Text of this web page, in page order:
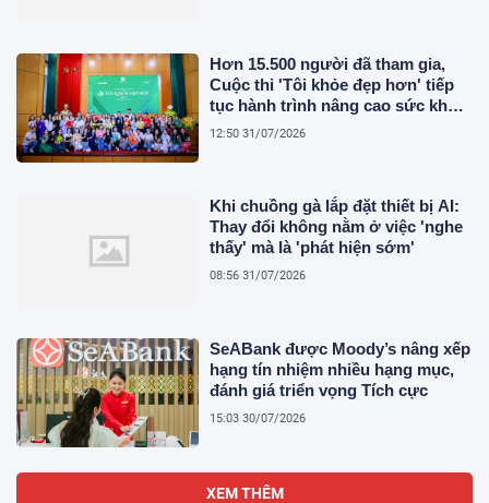
Hơn 15.500 người đã tham gia,
Cuộc thi 'Tôi khỏe đẹp hơn' tiếp
tục hành trình nâng cao sức khỏe
người Việt
12:50 31/07/2026
Khi chuồng gà lắp đặt thiết bị AI:
Thay đổi không nằm ở việc 'nghe
thấy' mà là 'phát hiện sớm'
08:56 31/07/2026
SeABank được Moody’s nâng xếp
hạng tín nhiệm nhiều hạng mục,
đánh giá triển vọng Tích cực
15:03 30/07/2026
XEM THÊM